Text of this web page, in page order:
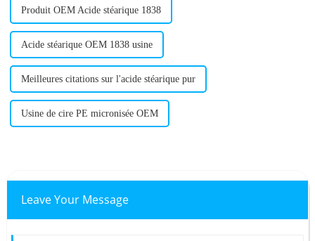
Produit OEM Acide stéarique 1838
Acide stéarique OEM 1838 usine
Meilleures citations sur l'acide stéarique pur
Usine de cire PE micronisée OEM
Leave Your Message